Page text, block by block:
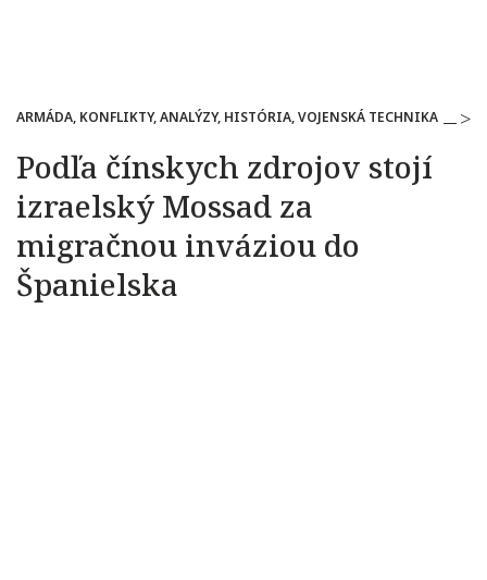
ARMÁDA, KONFLIKTY, ANALÝZY, HISTÓRIA, VOJENSKÁ TECHNIKA